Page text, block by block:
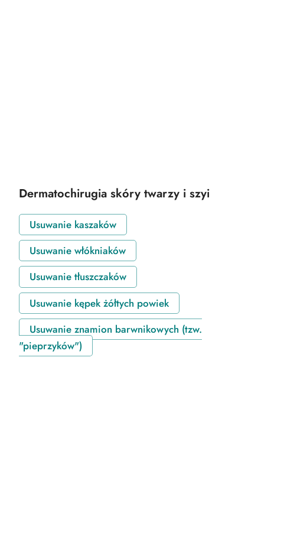
Dermatochirugia skóry twarzy i szyi
Usuwanie kaszaków
Usuwanie włókniaków
Usuwanie tłuszczaków
Usuwanie kępek żółtych powiek
Usuwanie znamion barwnikowych (tzw.
"pieprzyków")